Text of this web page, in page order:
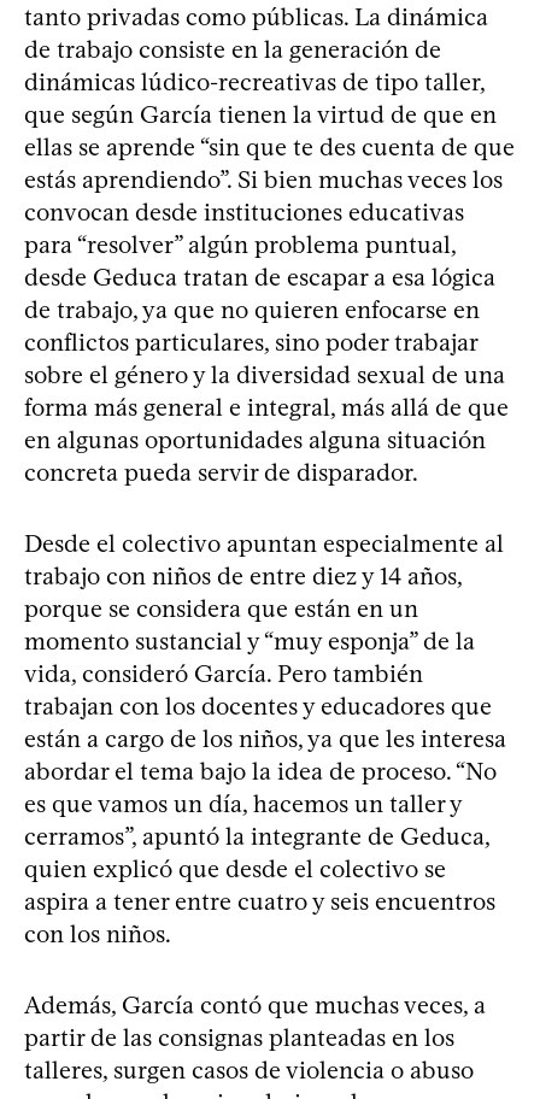
tanto privadas como públicas. La dinámica
de trabajo consiste en la generación de
dinámicas lúdico-recreativas de tipo taller,
que según García tienen la virtud de que en
ellas se aprende “sin que te des cuenta de que
estás aprendiendo”. Si bien muchas veces los
convocan desde instituciones educativas
para “resolver” algún problema puntual,
desde Geduca tratan de escapar a esa lógica
de trabajo, ya que no quieren enfocarse en
conflictos particulares, sino poder trabajar
sobre el género y la diversidad sexual de una
forma más general e integral, más allá de que
en algunas oportunidades alguna situación
concreta pueda servir de disparador.
Desde el colectivo apuntan especialmente al
trabajo con niños de entre diez y 14 años,
porque se considera que están en un
momento sustancial y “muy esponja” de la
vida, consideró García. Pero también
trabajan con los docentes y educadores que
están a cargo de los niños, ya que les interesa
abordar el tema bajo la idea de proceso. “No
es que vamos un día, hacemos un taller y
cerramos”, apuntó la integrante de Geduca,
quien explicó que desde el colectivo se
aspira a tener entre cuatro y seis encuentros
con los niños.
Además, García contó que muchas veces, a
partir de las consignas planteadas en los
talleres, surgen casos de violencia o abuso